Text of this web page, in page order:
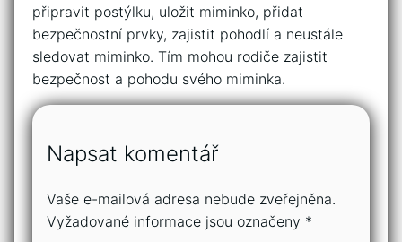
připravit postýlku, uložit miminko, přidat
bezpečnostní prvky, zajistit pohodlí a neustále
sledovat miminko. Tím mohou rodiče zajistit
bezpečnost a pohodu svého miminka.
Napsat komentář
Vaše e-mailová adresa nebude zveřejněna.
Vyžadované informace jsou označeny *